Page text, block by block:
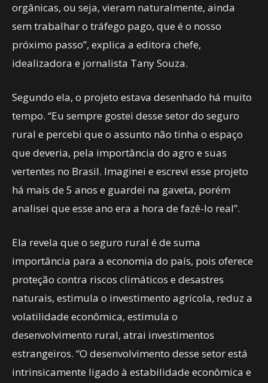
orgânicas, ou seja, vieram naturalmente, ainda
sem trabalhar o tráfego pago, que é o nosso
próximo passo”, explica a editora chefe,
idealizadora e jornalista Tany Souza.
Segundo ela, o projeto estava desenhado há muito
tempo. “Eu sempre gostei desse setor do seguro
rural e percebi que o assunto não tinha o espaço
que deveria, pela importância do agro e suas
vertentes no Brasil. Imaginei e escrevi esse projeto
há mais de 5 anos e guardei na gaveta, porém
analisei que esse ano era a hora de fazê-lo real”.
Ela revela que o seguro rural é de suma
importância para a economia do país, pois oferece
proteção contra riscos climáticos e desastres
naturais, estimula o investimento agrícola, reduz a
volatilidade econômica, estimula o
desenvolvimento rural, atrai investimentos
estrangeiros. “O desenvolvimento desse setor está
intrinsicamente ligado à estabilidade econômica e